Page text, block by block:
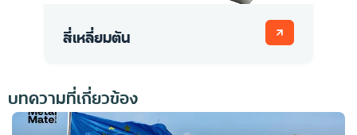
สี่เหลี่ยมตัน
บทความที่เกี่ยวข้อง